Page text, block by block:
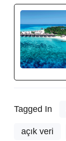
Tagged In
açık veri